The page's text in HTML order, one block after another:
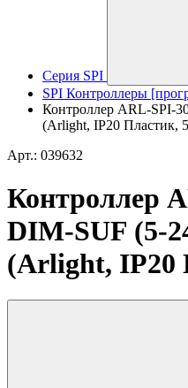
Серия SPI
SPI Контроллеры
Контроллер ARL-SPI-
(Arlight, IP20 Пластик,
Арт.: 039632
Контроллер
DIM-SUF (5-
(Arlight, IP20